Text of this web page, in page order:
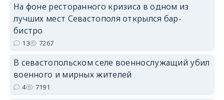
На фоне ресторанного кризиса в одном из
лучших мест Севастополя открылся бар-
бистро
13 7267
В севастопольском селе военнослужащий убил
военного и мирных жителей
4 7191